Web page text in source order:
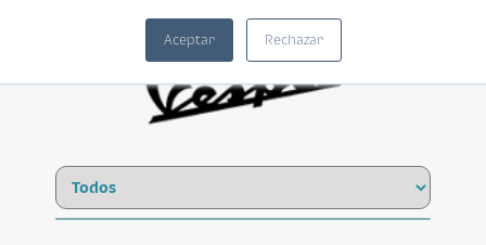
Aceptar Rechazar